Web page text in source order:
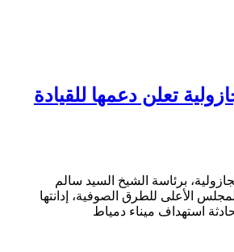
تعلن دعمها للقيادة
برئاسة الشيخ السيد سالم
الأعلى للطرق الصوفية، إدانتها
استهداف ميناء دمياط